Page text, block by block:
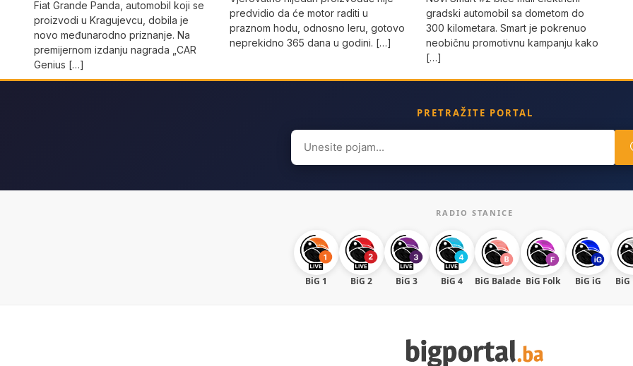
Fiat Grande Panda, automobil koji se
proizvodi u Kragujevcu, dobila je
novo međunarodno priznanje. Na
premijernom izdanju nagrada „CAR
Genius […]
predvidio da će motor raditi u
praznom hodu, odnosno leru, gotovo
neprekidno 365 dana u godini. […]
gradski automobil sa dometom do
300 kilometara. Smart je pokrenuo
neobičnu promotivnu kampanju kako
[…]
PRETRAŽITE PORTAL
Search
for:
RADIO STANICE
BiG 1 BiG 2 BiG 3 BiG 4 BiG Balade BiG Folk BiG iG BiG